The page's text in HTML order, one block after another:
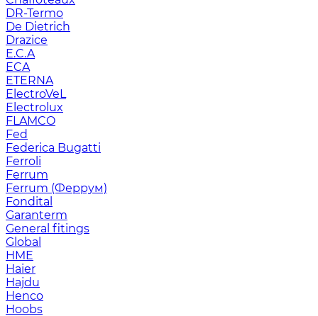
DR-Termo
De Dietrich
Drazice
E.C.A
ECA
ETERNA
ElectroVeL
Electrolux
FLAMCO
Fed
Federica Bugatti
Ferroli
Ferrum
Ferrum (Феррум)
Fondital
Garanterm
General fitings
Global
HME
Haier
Hajdu
Henco
Hoobs